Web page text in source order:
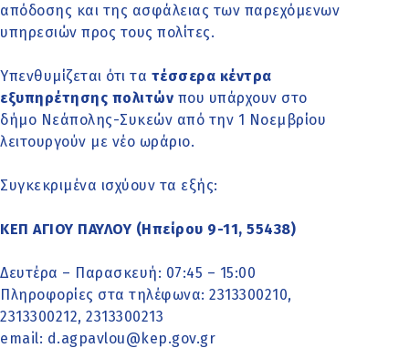
απόδοσης και της ασφάλειας των παρεχόμενων
υπηρεσιών προς τους πολίτες.
Υπενθυμίζεται ότι τα τέσσερα κέντρα
εξυπηρέτησης πολιτών που υπάρχουν στο
δήμο Νεάπολης-Συκεών από την 1 Νοεμβρίου
λειτουργούν με νέο ωράριο.
Συγκεκριμένα ισχύουν τα εξής:
ΚΕΠ ΑΓΙΟΥ ΠΑΥΛΟΥ (Ηπείρου 9-11, 55438)
Δευτέρα – Παρασκευή: 07:45 – 15:00
Πληροφορίες στα τηλέφωνα: 2313300210,
2313300212, 2313300213
email: d.agpavlou@kep.gov.gr